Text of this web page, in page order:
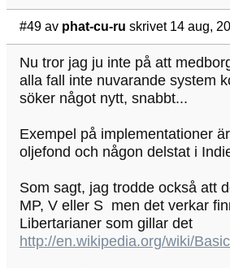
#49 av phat-cu-ru skrivet 14 aug,
Nu tror jag ju inte på att
alla fall inte nuvarande system
söker något nytt, snabbt...
Exempel på implementationer
oljefond och någon delstat i
Som sagt, jag trodde också att
MP, V eller S men det verkar
Libertarianer som gillar det
http://en.wikipedia.org/wiki/